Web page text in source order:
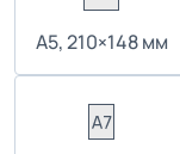
А5, 210×148 мм